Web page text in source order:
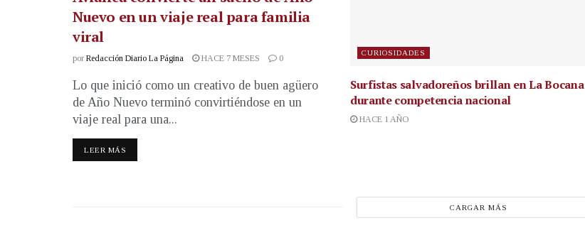
Nuevo en un viaje real para familia
viral
por Redacción Diario La Página HACE 7 MESES 0
Lo que inició como un creativo de buen agüero
de Año Nuevo terminó convirtiéndose en un
viaje real para una...
LEER MÁS
CURIOSIDADES
Surfistas salvadoreños brillan en La Bocana
durante competencia nacional
HACE 1 AÑO
CARGAR MÁS